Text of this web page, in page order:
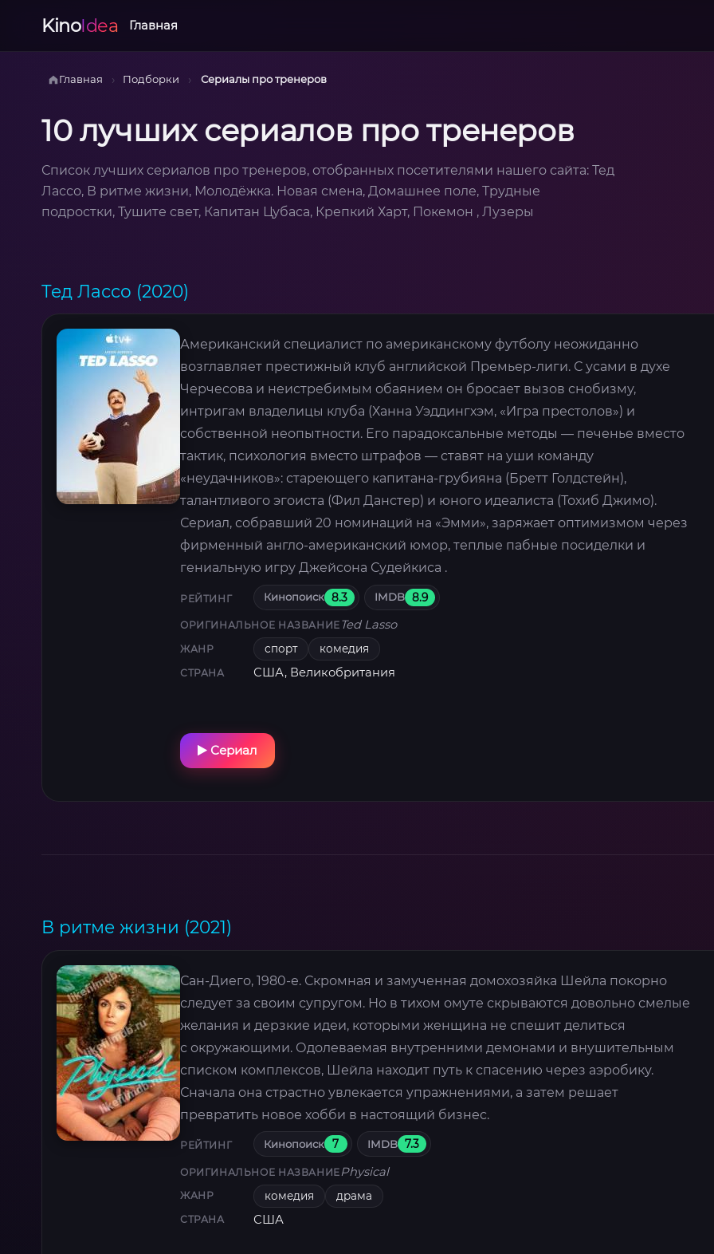
KinoIdea Главная
Главная › Подборки › Сериалы про тренеров
10 лучших сериалов про тренеров
Список лучших сериалов про тренеров, отобранных посетителями нашего сайта: Тед
Лассо, В ритме жизни, Молодёжка. Новая смена, Домашнее поле, Трудные
подростки, Тушите свет, Капитан Цубаса, Крепкий Харт, Покемон , Лузеры
Тед Лассо (2020)
Американский специалист по американскому футболу неожиданно
возглавляет престижный клуб английской Премьер-лиги. С усами в духе
Черчесова и неистребимым обаянием он бросает вызов снобизму,
интригам владелицы клуба (Ханна Уэддингхэм, «Игра престолов») и
собственной неопытности. Его парадоксальные методы — печенье вместо
тактик, психология вместо штрафов — ставят на уши команду
«неудачников»: стареющего капитана-грубияна (Бретт Голдстейн),
талантливого эгоиста (Фил Данстер) и юного идеалиста (Тохиб Джимо).
Сериал, собравший 20 номинаций на «Эмми», заряжает оптимизмом через
фирменный англо-американский юмор, теплые пабные посиделки и
гениальную игру Джейсона Судейкиса .
РЕЙТИНГ Кинопоиск 8.3 IMDB 8.9
ОРИГИНАЛЬНОЕ НАЗВАНИЕ Ted Lasso
ЖАНР спорт комедия
СТРАНА США, Великобритания
Сериал
В ритме жизни (2021)
Сан-Диего, 1980-е. Скромная и замученная домохозяйка Шейла покорно
следует за своим супругом. Но в тихом омуте скрываются довольно смелые
желания и дерзкие идеи, которыми женщина не спешит делиться
с окружающими. Одолеваемая внутренними демонами и внушительным
списком комплексов, Шейла находит путь к спасению через аэробику.
Сначала она страстно увлекается упражнениями, а затем решает
превратить новое хобби в настоящий бизнес.
РЕЙТИНГ Кинопоиск 7 IMDB 7.3
ОРИГИНАЛЬНОЕ НАЗВАНИЕPhysical
ЖАНР комедия драма
СТРАНА США